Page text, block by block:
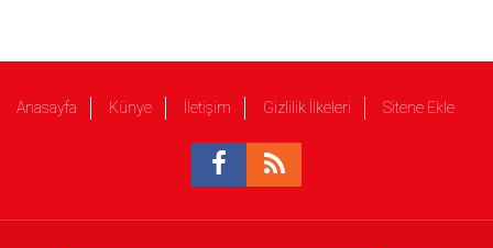
Anasayfa Künye İletişim Gizlilik İlkeleri Sitene Ekle